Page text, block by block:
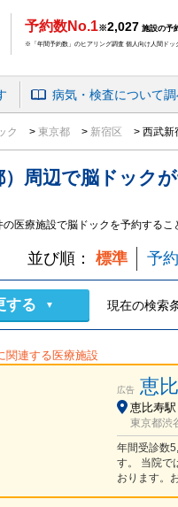
予約数No.1※2,027 施設の予
※「年間予約数」のヒアリング調査 個人向け人間ドッ
病気・検査について
ク 東京都 新宿区 西武新
）周辺で脳ドック
医療施設で脳ドックを予約する
並び順： 標準 予
する ▼ 現在の検索
関連する医療施設
広告 恵
恵比寿駅
東京都渋
年間受診数
す。 当院で
おります。